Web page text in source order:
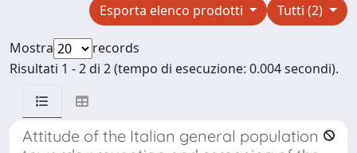
Tutti (2)
Esporta elenco prodotti
Mostra
records
Risultati 1 - 2 di 2 (tempo di esecuzione: 0.004 secondi).
Attitude of the Italian general population